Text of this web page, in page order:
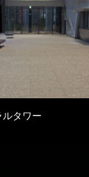
タワー